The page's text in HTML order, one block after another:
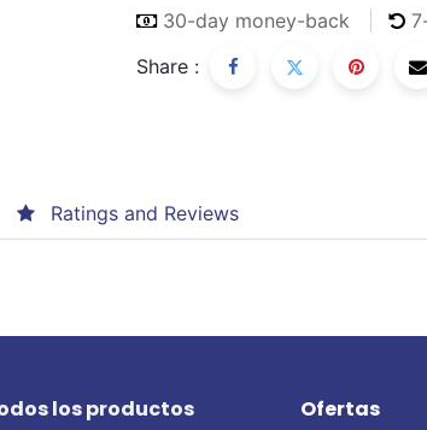
30-day money-back
Share :
Ratings and Reviews
los productos Ofertas